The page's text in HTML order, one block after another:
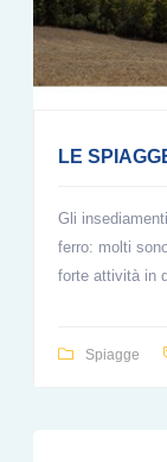
LE
Gli
ferro: molti
forte attività in
Spiagge